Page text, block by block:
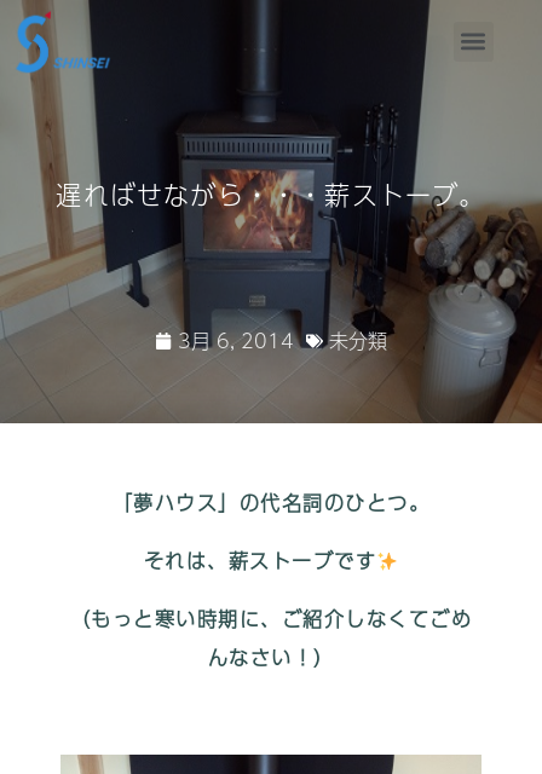
遅ればせながら・・・薪ストーブ。
3月 6, 2014 未分類
「夢ハウス」の代名詞のひとつ。
それは、薪ストーブです
（もっと寒い時期に、ご紹介しなくてごめ
んなさい！）